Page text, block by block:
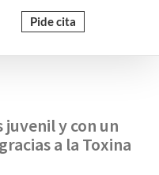
Pide cita
y con un
gracias a la Toxina